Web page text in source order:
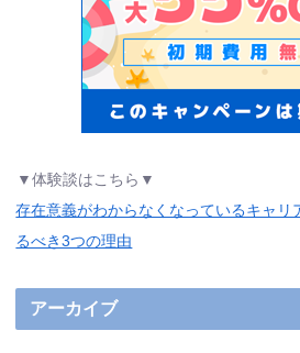
▼体験談はこちら▼
存在意義がわからなくなっているキャリ
るべき3つの理由
アーカイブ